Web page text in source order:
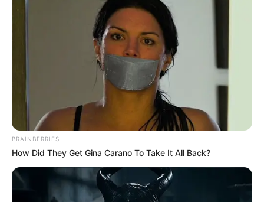
Deportes Tolima 3 U.
Magdalena 1, cumple la
tarea debe mejorar las
notas
DEPORTES TOLIMA
Tolima vs Unión
Magdalena: Sin margen
de error, el local está
CARGAR MÁS
BRAINBERRIES
How Did They Get Gina Carano To Take It All Back?